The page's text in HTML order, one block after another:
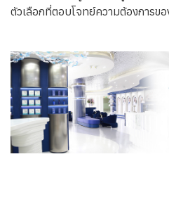
ตัวเลือกที่ตอบโจทย์ความต้องการข